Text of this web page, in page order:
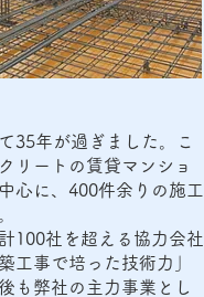
35年が過ぎました。こ
リートの賃貸マンショ
心に、400件余りの施工
100社を超える協力会社
工事で培った技術力」
も弊社の主力事業とし